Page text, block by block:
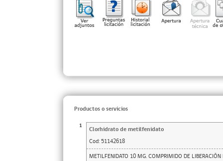
Productos o servicios
1
Clorhidrato de metilfenidato
Cod: 51142618
METILFENIDATO 10 MG. COMPRIMIDO DE LIBERACIÓN